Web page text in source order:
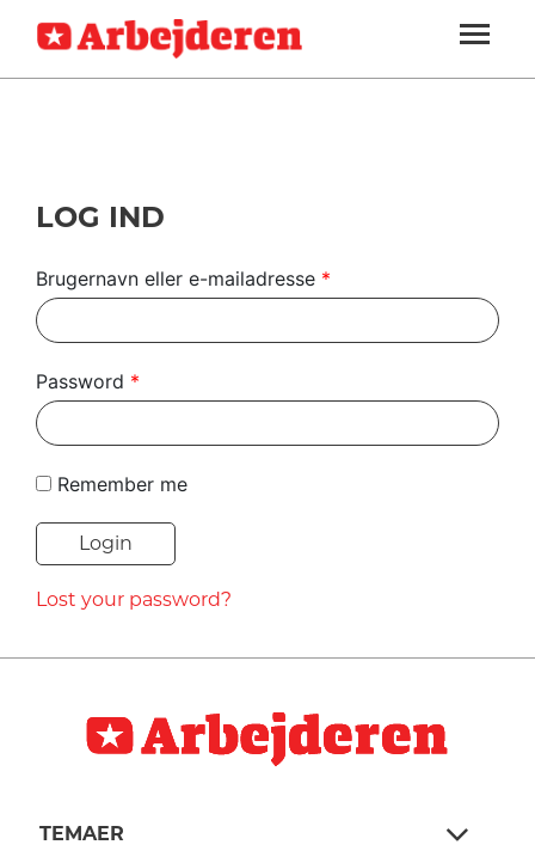
SEKTIONER
ARBEJDEREN
MENER
UDLAND
DEBAT
TIL
NAVNE
HISTORIE
TEORI
SOUNDCLOUD
ABONNER
LOG IND
LOG IND
Brugernavn eller e-mailadresse *
Password *
Remember me
Lost your password?
TEMAER